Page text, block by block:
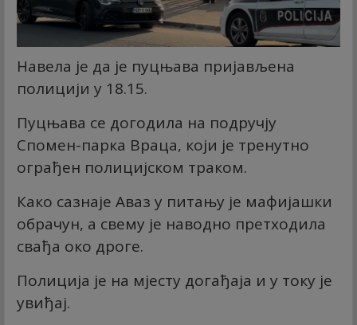
Навела је да је пуцњава пријављена
полицији у 18.15.
Пуцњава се догодила на подручју
Спомен-парка Враца, који је тренутно
ограђен полицијском траком.
Како сазнаје Аваз у питању је мафијашки
обрачун, а свему је наводно претходила
свађа око дроге.
Полиција је на мјесту догађаја и у току је
увиђај.